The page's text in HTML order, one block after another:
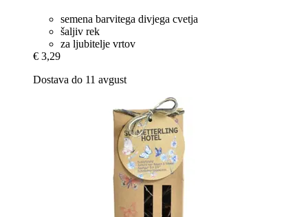
semena barvitega divjega cvetja
šaljiv rek
za ljubitelje vrtov
€ 3,29
Dostava do 11 avgust